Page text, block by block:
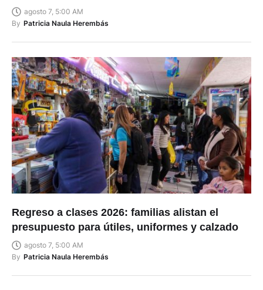
agosto 7, 5:00 AM
By Patricia Naula Herembás
Regreso a clases 2026: familias alistan el
presupuesto para útiles, uniformes y calzado
agosto 7, 5:00 AM
By Patricia Naula Herembás